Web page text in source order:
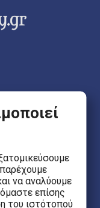
να αναλύουμε
επίσης
του ιστότοπού